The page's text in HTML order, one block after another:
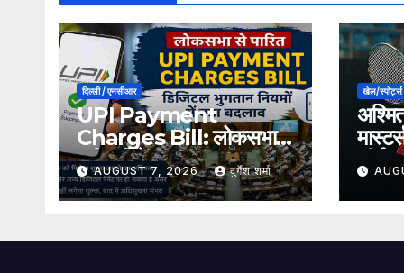
दिल्ली / एनसीआर
UPI Payment
Charges Bill: लोकसभा से
पारित विधेयक, क्या अब UPI
भुगतान पर लग सकता है
शुल्क?
AUGUST 7, 2026 दुर्गेश शर्मा
खेल/स्पोर्ट्स
शीर्ष
जगह